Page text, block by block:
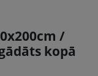
/
kopā